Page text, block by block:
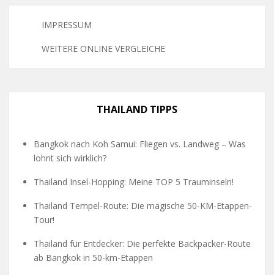
IMPRESSUM
WEITERE ONLINE VERGLEICHE
THAILAND TIPPS
Bangkok nach Koh Samui: Fliegen vs. Landweg – Was
lohnt sich wirklich?
Thailand Insel-Hopping: Meine TOP 5 Trauminseln!
Thailand Tempel-Route: Die magische 50-KM-Etappen-
Tour!
Thailand für Entdecker: Die perfekte Backpacker-Route
ab Bangkok in 50-km-Etappen